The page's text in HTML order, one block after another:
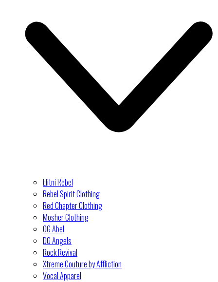
Elitní Rebel
Rebel Spirit Clothing
Red Chapter Clothing
Mosher Clothing
OG Abel
DG Angels
Rock Revival
Xtreme Couture by Affliction
Vocal Apparel